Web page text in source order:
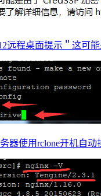
远程桌面提示＂这可
器使用rclone开机自动